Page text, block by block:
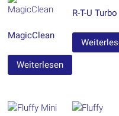
MagicClean
Weiterlesen
R-T-U Turbo